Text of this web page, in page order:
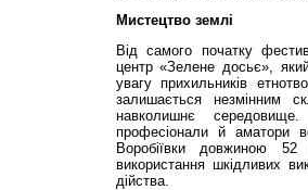
Мистецтво землі
Від самого початку
центр «Зелене досьє»,
увагу прихильників
залишається незмінним
навколишнє
професіонали й аматори
Воробіївки довжиною
використання шкідливих
дійства.